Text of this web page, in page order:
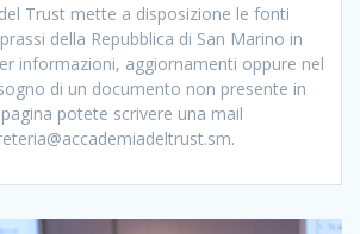
del Trust mette a disposizione le fonti
della Repubblica di San Marino in
informazioni, aggiornamenti oppure nel
di un documento non presente in
potete scrivere una mail